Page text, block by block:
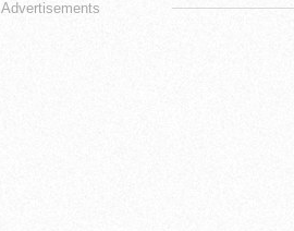
Advertisements